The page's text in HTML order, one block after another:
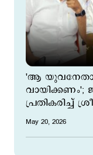
'ആ
വായിക്കണം';
പ്രതികരിച്ച്
May 20, 2026